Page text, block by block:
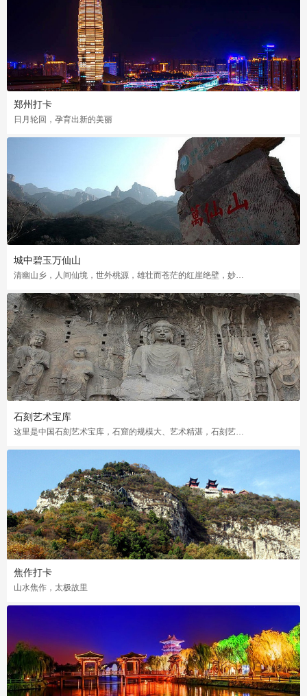
郑州打卡
日月轮回，孕育出新的美丽
城中碧玉万仙山
清幽山乡，人间仙境，世外桃源，雄壮而苍茫的红崖绝壁，妙曼而秀雅的山乡风韵，太行风光的典型代表
石刻艺术宝库
焦作打卡
山水焦作，太极故里